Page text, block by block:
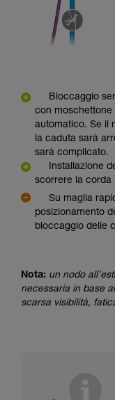
Bloccaggio
con
automatico. Se il
la caduta sarà
sarà complicato.
Installazione
scorrere la corda
Su maglia
posizionamento
bloccaggio delle
Nota: un nodo
necessaria in base
scarsa visibilità,